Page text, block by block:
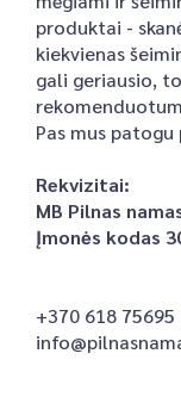
produktai -
kiekvienas
gali geriausio,
Pas mus
Rekvizitai:
MB Pilnas
Įmonės kodas
+370 618 75695